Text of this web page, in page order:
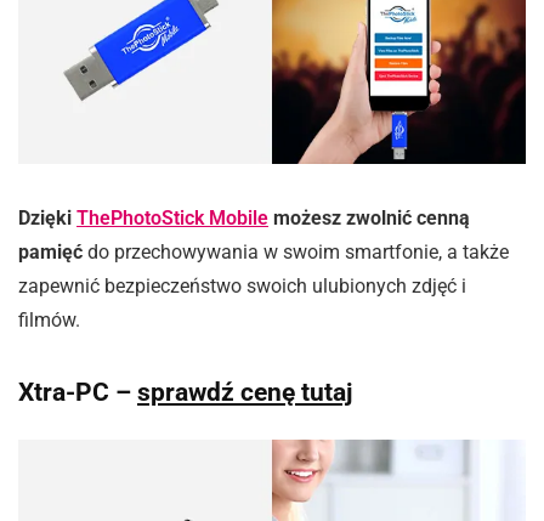
Dzięki ThePhotoStick Mobile możesz zwolnić cenną
pamięć do przechowywania w swoim smartfonie, a także
zapewnić bezpieczeństwo swoich ulubionych zdjęć i
filmów.
Xtra-PC – sprawdź cenę tutaj